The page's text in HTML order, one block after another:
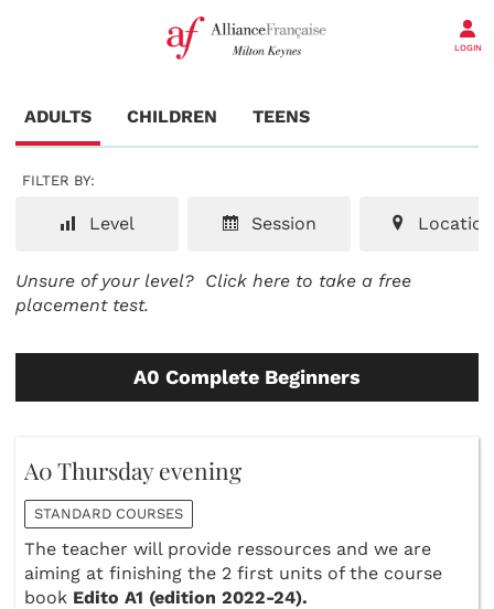
LOGIN
ADULTS CHILDREN TEENS
FILTER BY:
Level Session Location
Unsure of your level? Click here to take a free
placement test.
A0 Complete Beginners
A0 Thursday evening
STANDARD COURSES
The teacher will provide ressources and we are
aiming at finishing the 2 first units of the course
book Edito A1 (edition 2022-24).